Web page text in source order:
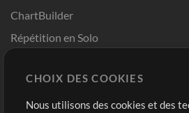
ChartBuilder
Répétition en Solo
Modèles ProPresenter
Sons
CHOIX DES COOKIES
Nous utilisons des cookies et des